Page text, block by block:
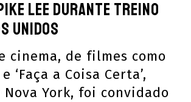
Lee durante treino
Unidos
cinema, de filmes como
‘Faça a Coisa Certa’,
Nova York, foi convidado